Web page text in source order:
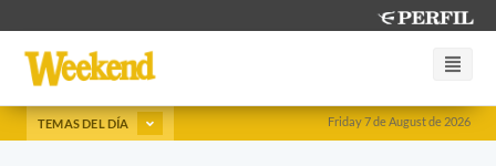
Friday 7 de August de 2026
TEMAS DEL DÍA